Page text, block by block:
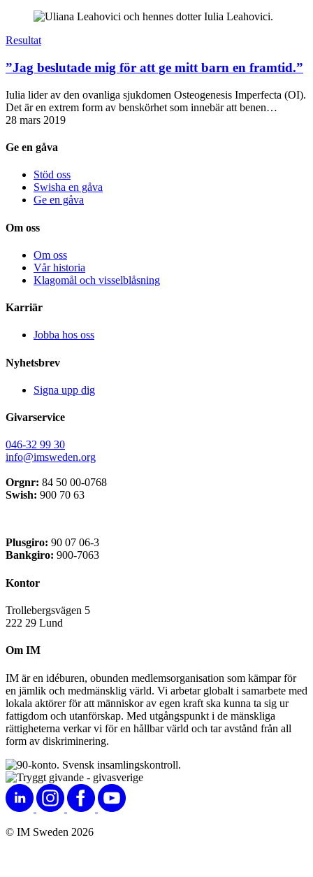
Resultat
”Jag beslutade mig för att ge mitt barn en framtid.”
Iulia lider av den ovanliga sjukdomen Osteogenesis Imperfecta (OI).
Det är en extrem form av benskörhet som innebär att benen…
28 mars 2019
Ge en gåva
Stöd oss
Swisha en gåva
Ge en gåva
Om oss
Om oss
Vår historia
Klagomål och visselblåsning
Karriär
Jobba hos oss
Nyhetsbrev
Signa upp dig
Givarservice
046-32 99 30
info@imsweden.org
Orgnr: 84 50 00-0768
Swish: 900 70 63
Plusgiro: 90 07 06-3
Bankgiro: 900-7063
Kontor
Trollebergsvägen 5
222 29 Lund
Om IM
IM är en idéburen, obunden medlemsorganisation som kämpar för
en jämlik och medmänsklig värld. Vi arbetar globalt i samarbete med
lokala aktörer för att människor av egen kraft ska kunna ta sig ur
fattigdom och utanförskap. Med utgångspunkt i de mänskliga
rättigheterna verkar vi för en hållbar värld och tar avstånd från all
form av diskriminering.
© IM Sweden 2026